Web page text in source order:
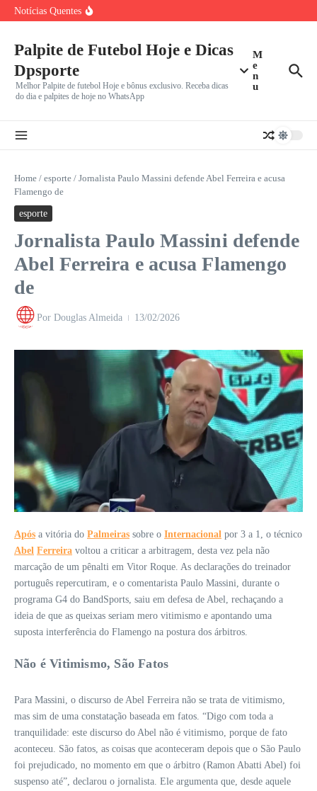
Ir para o conteúdo
Notícias Quentes
Montreal
Iniciam Caminhada na
Vini Jr. Apaga Tudo do Instagram e Recusa Proposta do
Palpite de Futebol Hoje e Dicas
Dpsporte
Melhor Palpite de futebol Hoje e bônus exclusivo. Receba dicas
do dia e palpites de hoje no WhatsApp
M
e
n
u
Home / esporte / Jornalista Paulo Massini defende Abel Ferreira e acusa
Flamengo de
esporte
Jornalista Paulo Massini defende
Abel Ferreira e acusa Flamengo
de
Por Douglas Almeida 13/02/2026
Após a vitória do Palmeiras sobre o Internacional por 3 a 1, o técnico
Abel Ferreira voltou a criticar a arbitragem, desta vez pela não
marcação de um pênalti em Vitor Roque. As declarações do treinador
português repercutiram, e o comentarista Paulo Massini, durante o
programa G4 do BandSports, saiu em defesa de Abel, rechaçando a
ideia de que as queixas seriam mero vitimismo e apontando uma
suposta interferência do Flamengo na postura dos árbitros.
Não é Vitimismo, São Fatos
Para Massini, o discurso de Abel Ferreira não se trata de vitimismo,
mas sim de uma constatação baseada em fatos. “Digo com toda a
tranquilidade: este discurso do Abel não é vitimismo, porque de fato
aconteceu. São fatos, as coisas que aconteceram depois que o São Paulo
foi prejudicado, no momento em que o árbitro (Ramon Abatti Abel) foi
suspenso até”, declarou o jornalista. Ele argumenta que, desde aquele